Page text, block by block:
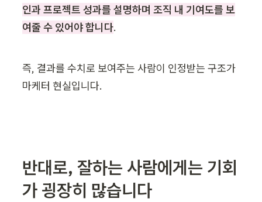
인과 프로젝트 성과를 설명하며 조직 내 기여도를 보
여줄 수 있어야 합니다.
즉, 결과를 수치로 보여주는 사람이 인정받는 구조가
마케터 현실입니다.
반대로, 잘하는 사람에게는 기회
가 굉장히 많습니다